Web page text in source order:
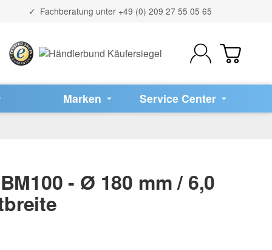
Fachberatung unter +49 (0) 209 27 55 05 65
Marken Service Center
- Ø 180 mm / 6,0